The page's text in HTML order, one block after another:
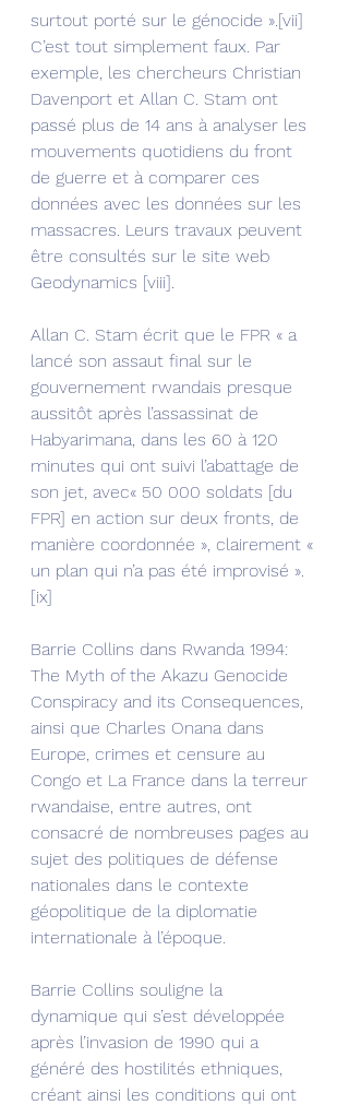
surtout porté sur le génocide ».[vii]
C’est tout simplement faux. Par
exemple, les chercheurs Christian
Davenport et Allan C. Stam ont
passé plus de 14 ans à analyser les
mouvements quotidiens du front
de guerre et à comparer ces
données avec les données sur les
massacres. Leurs travaux peuvent
être consultés sur le site web
Geodynamics [viii].
Allan C. Stam écrit que le FPR « a
lancé son assaut final sur le
gouvernement rwandais presque
aussitôt après l’assassinat de
Habyarimana, dans les 60 à 120
minutes qui ont suivi l’abattage de
son jet, avec« 50 000 soldats [du
FPR] en action sur deux fronts, de
manière coordonnée », clairement «
un plan qui n’a pas été improvisé ».
[ix]
Barrie Collins dans Rwanda 1994:
The Myth of the Akazu Genocide
Conspiracy and its Consequences,
ainsi que Charles Onana dans
Europe, crimes et censure au
Congo et La France dans la terreur
rwandaise, entre autres, ont
consacré de nombreuses pages au
sujet des politiques de défense
nationales dans le contexte
géopolitique de la diplomatie
internationale à l’époque.
Barrie Collins souligne la
dynamique qui s’est développée
après l’invasion de 1990 qui a
généré des hostilités ethniques,
créant ainsi les conditions qui ont